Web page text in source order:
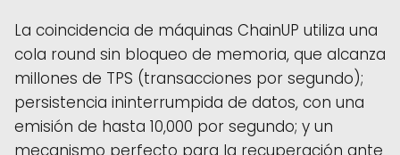
La coincidencia de máquinas ChainUP utiliza una
cola round sin bloqueo de memoria, que alcanza
millones de TPS (transacciones por segundo);
persistencia ininterrumpida de datos, con una
emisión de hasta 10,000 por segundo; y un
mecanismo perfecto para la recuperación ante